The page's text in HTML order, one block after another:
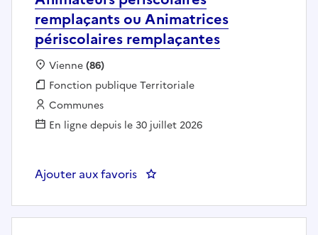
remplaçants ou Animatrices
périscolaires remplaçantes
Localisation :
Vienne(86)
Fonction publique :
Fonction publique Territoriale
Employeur :
Communes
En ligne depuis le 30 juillet 2026
Ajouter aux favoris : Animateurs périscolaires